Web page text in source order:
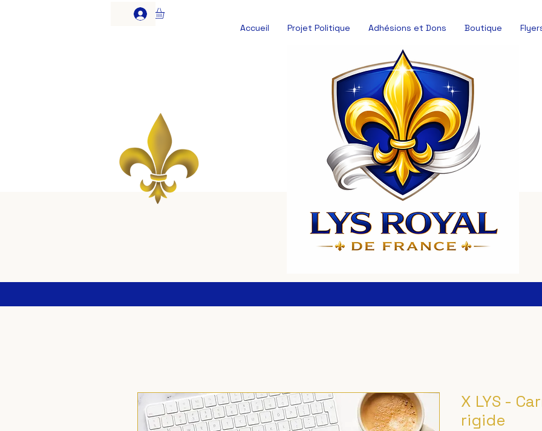
Accueil Projet Politique Adhésions et Dons Boutique
X LYS -
rigide